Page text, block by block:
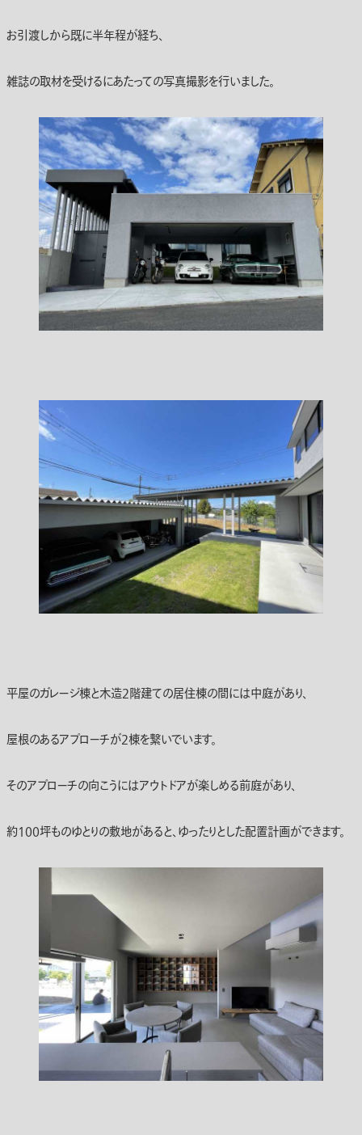
お引渡しから既に半年程が経ち、
雑誌の取材を受けるにあたっての写真撮影を行いました。
平屋のガレージ棟と木造2階建ての居住棟の間には中庭があり、
屋根のあるアプローチが2棟を繋いでいます。
そのアプローチの向こうにはアウトドアが楽しめる前庭があり、
約100坪ものゆとりの敷地があると、ゆったりとした配置計画ができます。